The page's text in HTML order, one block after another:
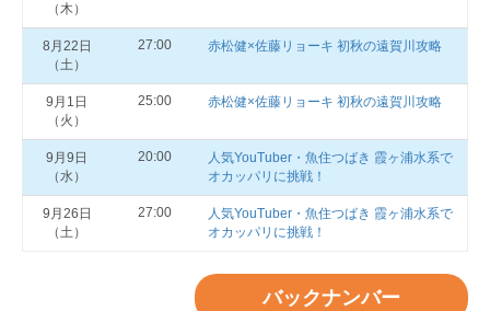
（木）
8月22日
（土）
27:00 赤松健×佐藤リョーキ 初秋の遠賀川攻略
9月1日
（火）
25:00 赤松健×佐藤リョーキ 初秋の遠賀川攻略
9月9日
（水）
20:00
人気YouTuber・魚住つばき 霞ヶ浦水系で
オカッパリに挑戦！
9月26日
（土）
27:00
人気YouTuber・魚住つばき 霞ヶ浦水系で
オカッパリに挑戦！
バックナンバー